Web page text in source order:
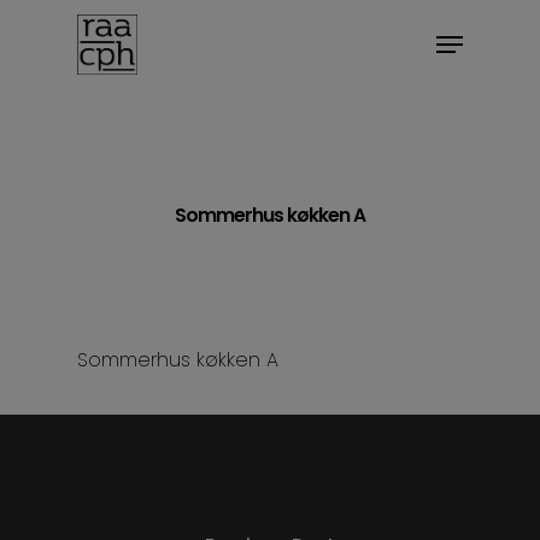
BOOK MØDE
Sommerhus køkken A
Sommerhus køkken A